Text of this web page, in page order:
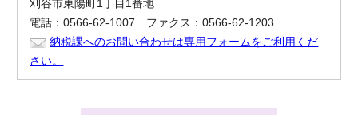
刈谷市東陽町1丁目1番地
電話：0566-62-1007 ファクス：0566-62-1203
納税課へのお問い合わせは専用フォームをご利用くだ
さい。